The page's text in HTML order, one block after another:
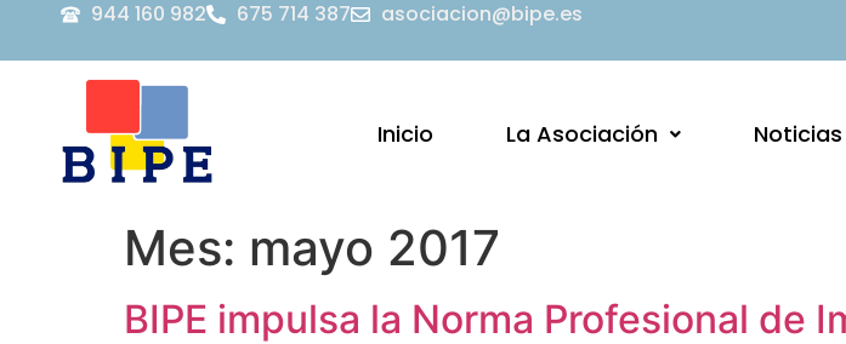
944 160 982 675 714 387 asociacion@bipe.es
Inicio La Asociación Noticias
Mes: mayo 2017
BIPE impulsa la Norma Profesional de